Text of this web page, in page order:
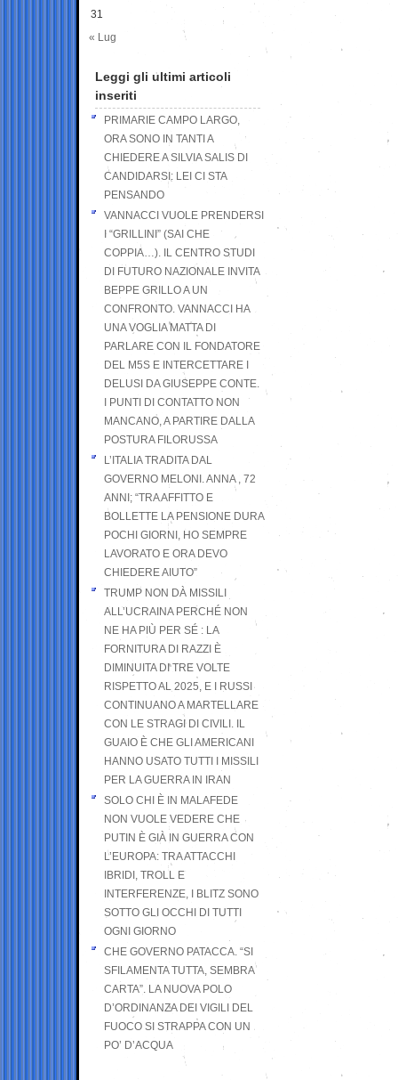
31
« Lug
Leggi gli ultimi articoli
inseriti
PRIMARIE CAMPO LARGO,
ORA SONO IN TANTI A
CHIEDERE A SILVIA SALIS DI
CANDIDARSI: LEI CI STA
PENSANDO
VANNACCI VUOLE PRENDERSI
I “GRILLINI” (SAI CHE
COPPIA…). IL CENTRO STUDI
DI FUTURO NAZIONALE INVITA
BEPPE GRILLO A UN
CONFRONTO. VANNACCI HA
UNA VOGLIA MATTA DI
PARLARE CON IL FONDATORE
DEL M5S E INTERCETTARE I
DELUSI DA GIUSEPPE CONTE.
I PUNTI DI CONTATTO NON
MANCANO, A PARTIRE DALLA
POSTURA FILORUSSA
L’ITALIA TRADITA DAL
GOVERNO MELONI. ANNA , 72
ANNI; “TRA AFFITTO E
BOLLETTE LA PENSIONE DURA
POCHI GIORNI, HO SEMPRE
LAVORATO E ORA DEVO
CHIEDERE AIUTO”
TRUMP NON DÀ MISSILI
ALL’UCRAINA PERCHÉ NON
NE HA PIÙ PER SÉ : LA
FORNITURA DI RAZZI È
DIMINUITA DI TRE VOLTE
RISPETTO AL 2025, E I RUSSI
CONTINUANO A MARTELLARE
CON LE STRAGI DI CIVILI. IL
GUAIO È CHE GLI AMERICANI
HANNO USATO TUTTI I MISSILI
PER LA GUERRA IN IRAN
SOLO CHI È IN MALAFEDE
NON VUOLE VEDERE CHE
PUTIN È GIÀ IN GUERRA CON
L’EUROPA: TRA ATTACCHI
IBRIDI, TROLL E
INTERFERENZE, I BLITZ SONO
SOTTO GLI OCCHI DI TUTTI
OGNI GIORNO
CHE GOVERNO PATACCA. “SI
SFILAMENTA TUTTA, SEMBRA
CARTA”. LA NUOVA POLO
D’ORDINANZA DEI VIGILI DEL
FUOCO SI STRAPPA CON UN
PO’ D’ACQUA